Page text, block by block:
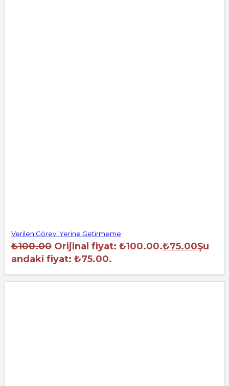
Verilen Görevi Yerine Getirmeme
₺100.00 Orijinal fiyat: ₺100.00.₺75.00Şu
andaki fiyat: ₺75.00.